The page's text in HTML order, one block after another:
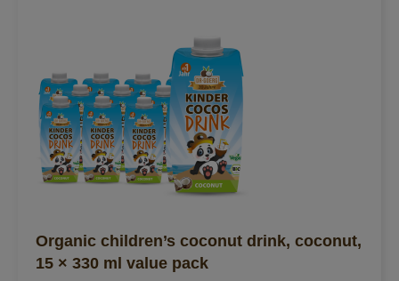
Organic children’s coconut drink, coconut,
15 × 330 ml value pack